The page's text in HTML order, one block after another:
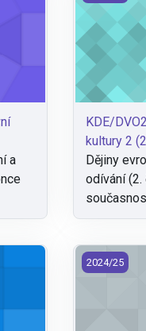
a
KDE/
kultury 2
Dějiny
odívání
a pletenin (2024)KDE/NTP -
2024/25